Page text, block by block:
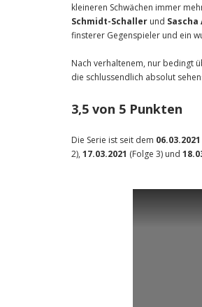
kleineren Schwächen immer
Schmidt-Schaller und
finsterer Gegenspieler und ein
Nach verhaltenem, nur bedingt
die schlussendlich absolut
3,5 von 5 Punkten
Die Serie ist seit dem 06.03.2021
2), 17.03.2021 (Folge 3) und